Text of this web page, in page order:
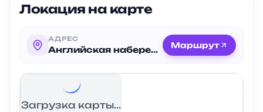
Локация на карте
АДРЕС
Английская набережная, 54 Маршрут
Загрузка карты...